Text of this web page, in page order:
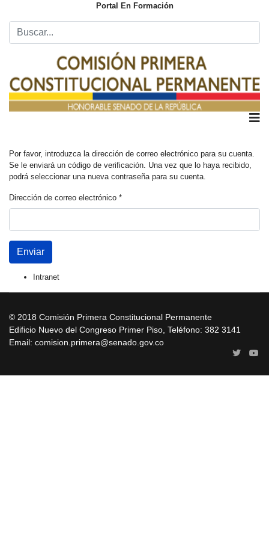
Portal En Formación
Por favor, introduzca la dirección de correo electrónico para su cuenta.
Se le enviará un código de verificación. Una vez que lo haya recibido,
podrá seleccionar una nueva contraseña para su cuenta.
Dirección de correo electrónico *
Enviar
Intranet
© 2018 Comisión Primera Constitucional Permanente
Edificio Nuevo del Congreso Primer Piso, Teléfono: 382 3141
Email: comision.primera@senado.gov.co